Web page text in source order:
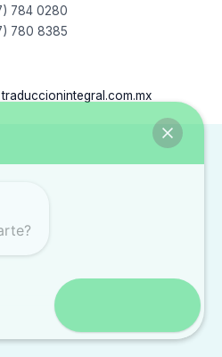
784 0280
780 8385